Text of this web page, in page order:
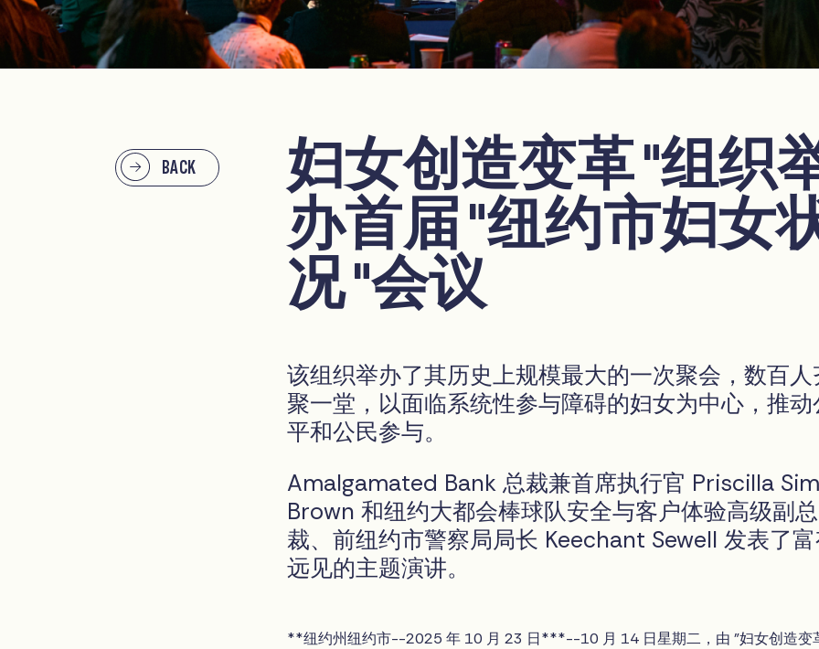
BACK
妇女创造变革 "组织
办首届 "纽约市妇女
况 "会议
该组织举办了其历史上规模最大的一次聚会，数百人
聚一堂，以面临系统性参与障碍的妇女为中心，推动
平和公民参与。
Amalgamated Bank 总裁兼首席执行官 Priscilla
Brown 和纽约大都会棒球队安全与客户体验高级副总
裁、前纽约市警察局局长 Keechant Sewell 发表了
远见的主题演讲。
**纽约州纽约市--2025 年 10 月 23 日***--10 月 14 日星期二，由 "妇女创造变